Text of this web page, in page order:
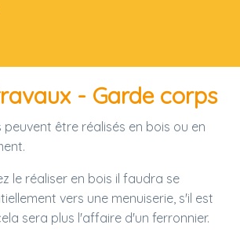
- Garde corps
être réalisés en bois ou en
le réaliser en bois il faudra se
vers une menuiserie, s'il est
sera plus l'affaire d'un ferronnier.